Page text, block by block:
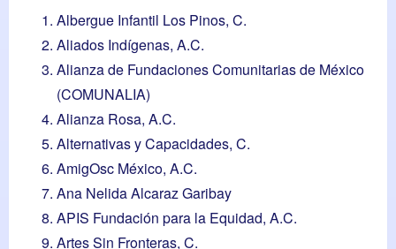
Albergue Infantil Los Pinos, C.
Aliados Indígenas, A.C.
Alianza de Fundaciones Comunitarias de México
(COMUNALIA)
Alianza Rosa, A.C.
Alternativas y Capacidades, C.
AmigOsc México, A.C.
Ana Nelida Alcaraz Garibay
APIS Fundación para la Equidad, A.C.
Artes Sin Fronteras, C.